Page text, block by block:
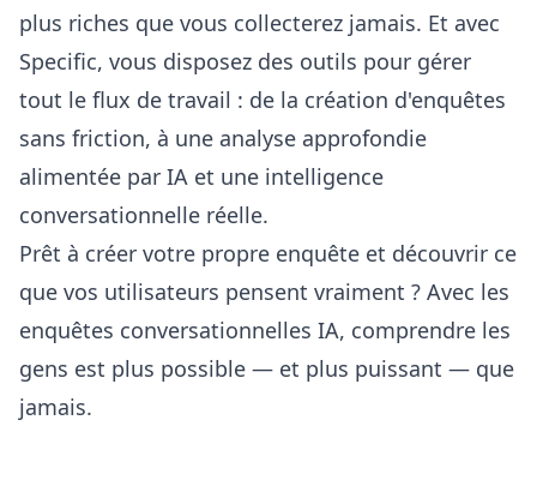
plus riches que vous collecterez jamais. Et avec
Specific, vous disposez des outils pour gérer
tout le flux de travail : de la création d'enquêtes
sans friction, à une analyse approfondie
alimentée par IA et une intelligence
conversationnelle réelle.
Prêt à créer votre propre enquête et découvrir ce
que vos utilisateurs pensent vraiment ? Avec les
enquêtes conversationnelles IA, comprendre les
gens est plus possible — et plus puissant — que
jamais.